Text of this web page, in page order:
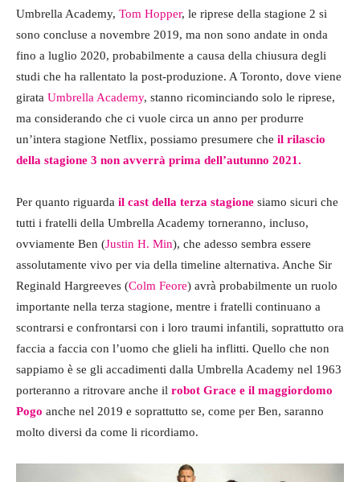
Umbrella Academy, Tom Hopper, le riprese della stagione 2 si
sono concluse a novembre 2019, ma non sono andate in onda
fino a luglio 2020, probabilmente a causa della chiusura degli
studi che ha rallentato la post-produzione. A Toronto, dove viene
girata Umbrella Academy, stanno ricominciando solo le riprese,
ma considerando che ci vuole circa un anno per produrre
un’intera stagione Netflix, possiamo presumere che il rilascio
della stagione 3 non avverrà prima dell’autunno 2021.
Per quanto riguarda il cast della terza stagione siamo sicuri che
tutti i fratelli della Umbrella Academy torneranno, incluso,
ovviamente Ben (Justin H. Min), che adesso sembra essere
assolutamente vivo per via della timeline alternativa. Anche Sir
Reginald Hargreeves (Colm Feore) avrà probabilmente un ruolo
importante nella terza stagione, mentre i fratelli continuano a
scontrarsi e confrontarsi con i loro traumi infantili, soprattutto ora
faccia a faccia con l’uomo che glieli ha inflitti. Quello che non
sappiamo è se gli accadimenti dalla Umbrella Academy nel 1963
porteranno a ritrovare anche il robot Grace e il maggiordomo
Pogo anche nel 2019 e soprattutto se, come per Ben, saranno
molto diversi da come li ricordiamo.